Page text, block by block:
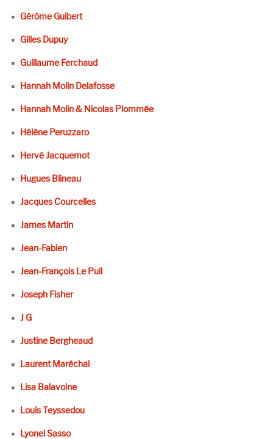
Gérôme Guibert
Gilles Dupuy
Guillaume Ferchaud
Hannah Molin Delafosse
Hannah Molin & Nicolas Plommée
Hélène Peruzzaro
Hervé Jacquemot
Hugues Blineau
Jacques Courcelles
James Martin
Jean-Fabien
Jean-François Le Puil
Joseph Fisher
J G
Justine Bergheaud
Laurent Maréchal
Lisa Balavoine
Louis Teyssedou
Lyonel Sasso